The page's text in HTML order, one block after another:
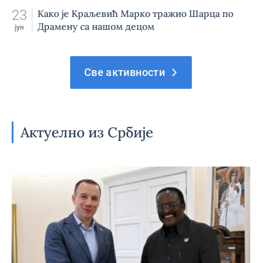
23
јун
Како је Краљевић Марко тражио Шарца по
Драмену са нашом децом
Све активности
Актуелно из Србије